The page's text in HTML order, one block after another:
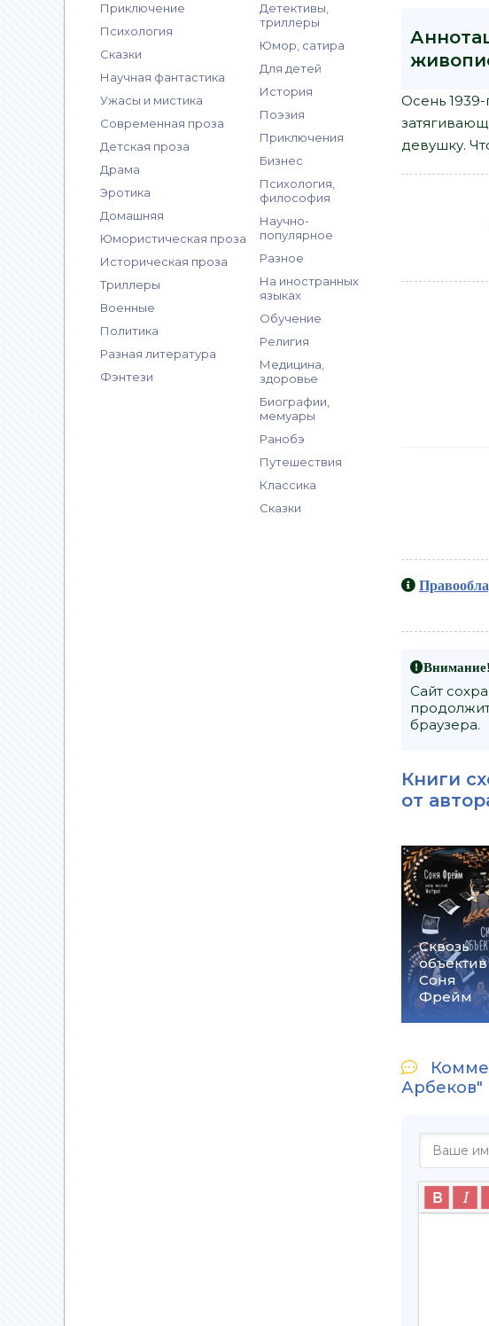
Приключение
Психология
Сказки
Научная фантастика
Ужасы и мистика
Современная проза
Детская проза
Драма
Эротика
Домашняя
Юмористическая проза
Историческая проза
Триллеры
Военные
Политика
Разная литература
Фэнтези
Детективы,
триллеры
Юмор, сатира
Для детей
История
Поэзия
Приключения
Бизнес
Психология,
философия
Научно-
популярное
Разное
На иностранных
языках
Обучение
Религия
Медицина,
здоровье
Биографии,
мемуары
Ранобэ
Путешествия
Классика
Сказки
Осень
девушку.
Внимание!
Сайт
браузера.
Книги
от
Сквозь
объектив
Соня
Фрейм
Арбеков"